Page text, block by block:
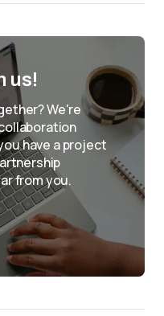
us!
We're
have a project
from you.